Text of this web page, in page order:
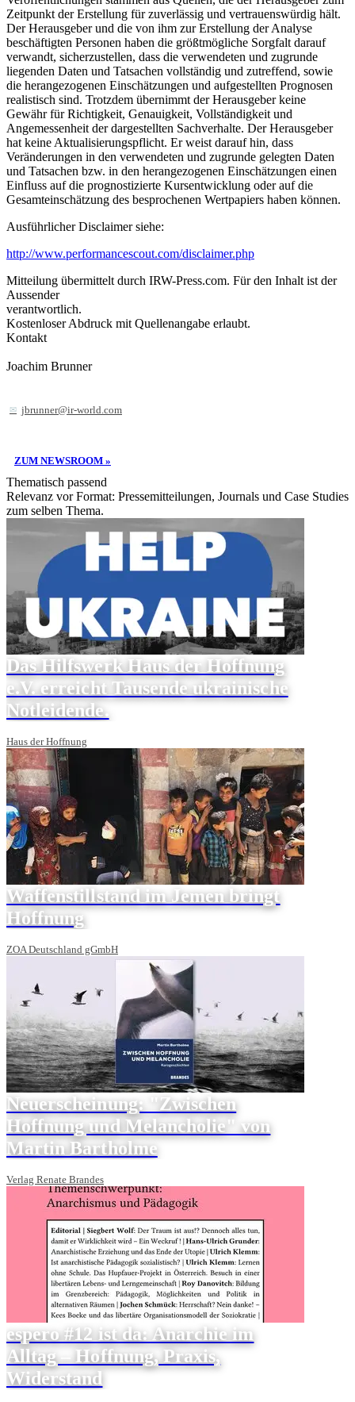
Zeitpunkt der Erstellung für zuverlässig und vertrauenswürdig hält.
Der Herausgeber und die von ihm zur Erstellung der Analyse
beschäftigten Personen haben die größtmögliche Sorgfalt darauf
verwandt, sicherzustellen, dass die verwendeten und zugrunde
liegenden Daten und Tatsachen vollständig und zutreffend, sowie
die herangezogenen Einschätzungen und aufgestellten Prognosen
realistisch sind. Trotzdem übernimmt der Herausgeber keine
Gewähr für Richtigkeit, Genauigkeit, Vollständigkeit und
Angemessenheit der dargestellten Sachverhalte. Der Herausgeber
hat keine Aktualisierungspflicht. Er weist darauf hin, dass
Veränderungen in den verwendeten und zugrunde gelegten Daten
und Tatsachen bzw. in den herangezogenen Einschätzungen einen
Einfluss auf die prognostizierte Kursentwicklung oder auf die
Gesamteinschätzung des besprochenen Wertpapiers haben können.
Ausführlicher Disclaimer siehe:
http://www.performancescout.com/disclaimer.php
Mitteilung übermittelt durch IRW-Press.com. Für den Inhalt ist der
Aussender
verantwortlich.
Kostenloser Abdruck mit Quellenangabe erlaubt.
Kontakt
Joachim Brunner
jbrunner@ir-world.com
ZUM NEWSROOM »
Thematisch passend
Relevanz vor Format: Pressemitteilungen, Journals und Case Studies
zum selben Thema.
Das Hilfswerk Haus der Hoffnung
e.V. erreicht Tausende ukrainische
Notleidende.
Haus der Hoffnung
Waffenstillstand im Jemen bringt
Hoffnung
ZOA Deutschland gGmbH
Neuerscheinung: "Zwischen
Hoffnung und Melancholie" von
Martin Bartholme
Verlag Renate Brandes
espero #12 ist da: Anarchie im
Alltag – Hoffnung, Praxis,
Widerstand